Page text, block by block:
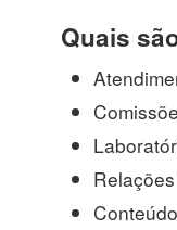
Quais